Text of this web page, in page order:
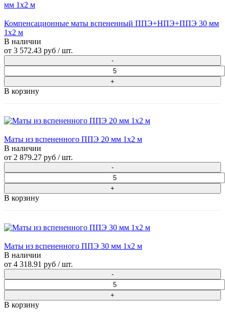
Компенсационные маты вспененный ППЭ+НПЭ+ППЭ 30 мм
1x2 м
В наличии
от 3 572.43 руб / шт.
В корзину
Маты из вспененного ППЭ 20 мм 1x2 м
В наличии
от 2 879.27 руб / шт.
В корзину
Маты из вспененного ППЭ 30 мм 1x2 м
В наличии
от 4 318.91 руб / шт.
В корзину